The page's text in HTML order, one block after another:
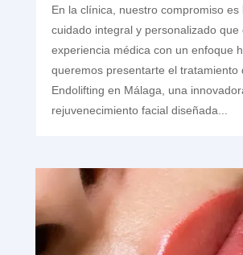
En la clínica, nuestro compromiso es
cuidado integral y personalizado que
experiencia médica con un enfoque
queremos presentarte el tratamiento
Endolifting en Málaga, una
rejuvenecimiento facial diseñada...